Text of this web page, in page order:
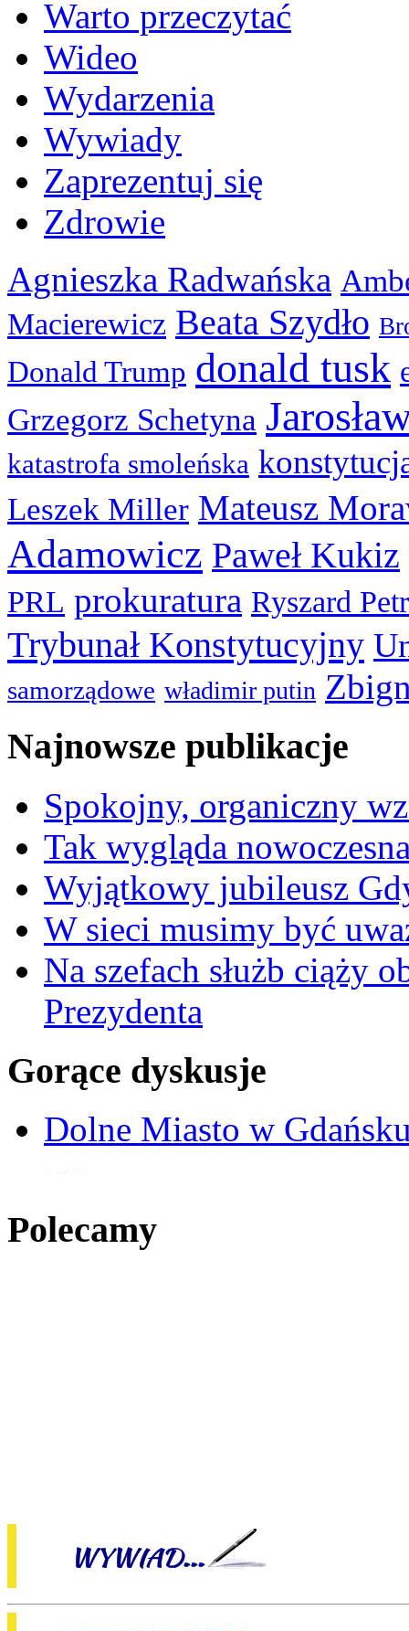
Warto przeczytać
Wideo
Wydarzenia
Wywiady
Zaprezentuj się
Zdrowie
Agnieszka Radwańska
Macierewicz Beata Szydło
Donald Trump donald tusk
Grzegorz Schetyna
katastrofa smoleńska
Leszek Miller Mateusz
Adamowicz Paweł Kukiz
PRL prokuratura Ryszard
Trybunał Konstytucyjny
samorządowe władimir putin
Najnowsze publikacje
Spokojny, organiczny
Tak wygląda
Wyjątkowy jubileusz
W sieci musimy być
Na szefach służb ciąży
Prezydenta
Gorące dyskusje
Dolne Miasto w
Polecamy